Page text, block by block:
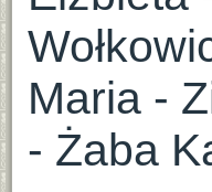
Maria -
- Żaba